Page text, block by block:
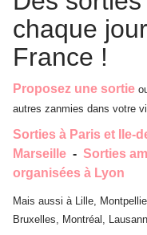
chaque
France !
Proposez une sortie
autres zanmies dans votre
Sorties à Paris et Ile-
Marseille - Sorties
organisées à Lyon
Mais aussi à Lille,
Bruxelles, Montréal,